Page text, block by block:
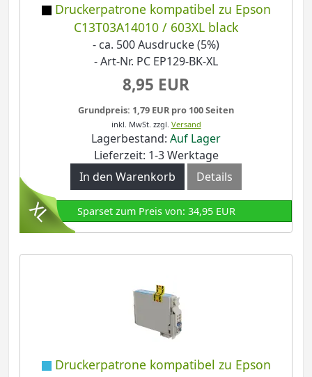
Druckerpatrone kompatibel zu Epson
C13T03A14010 / 603XL black
- ca. 500 Ausdrucke (5%)
- Art-Nr. PC EP129-BK-XL
8,95 EUR
Grundpreis: 1,79 EUR pro 100 Seiten
inkl. MwSt. zzgl. Versand
Lagerbestand: Auf Lager
Lieferzeit: 1-3 Werktage
In den Warenkorb
Details
Sparset zum Preis von: 34,95 EUR
Druckerpatrone kompatibel zu Epson